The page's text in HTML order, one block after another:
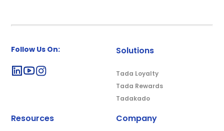
Follow Us On: Solutions
Tada Loyalty
Tada Rewards
Tadakado
Resources Company